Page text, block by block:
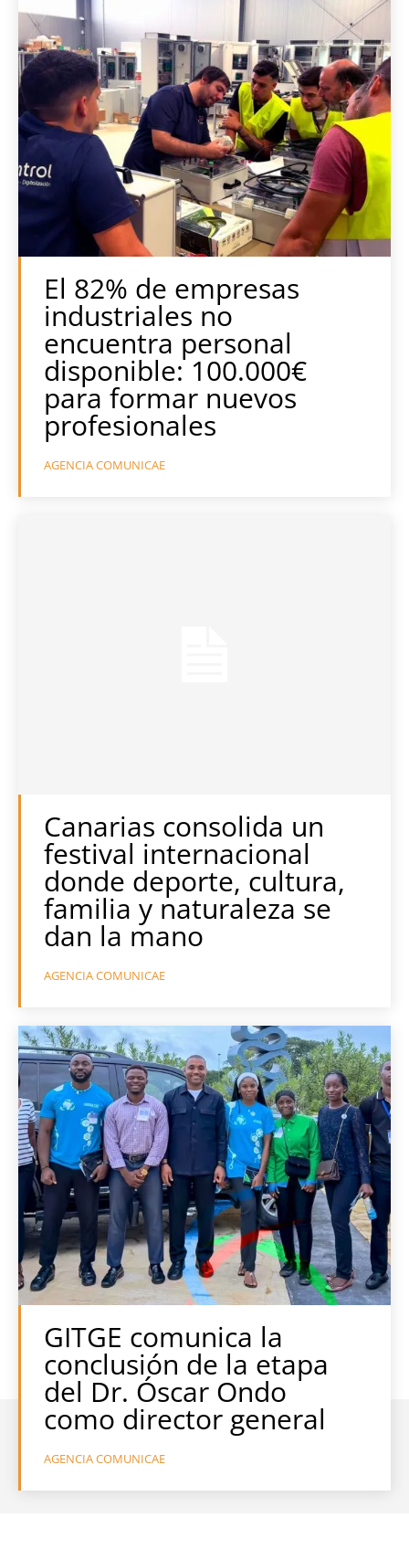
El 82% de empresas
industriales no
encuentra personal
disponible: 100.000€
para formar nuevos
profesionales
AGENCIA COMUNICAE
Canarias consolida un
festival internacional
donde deporte, cultura,
familia y naturaleza se
dan la mano
AGENCIA COMUNICAE
GITGE comunica la
conclusión de la etapa
del Dr. Óscar Ondo
como director general
AGENCIA COMUNICAE